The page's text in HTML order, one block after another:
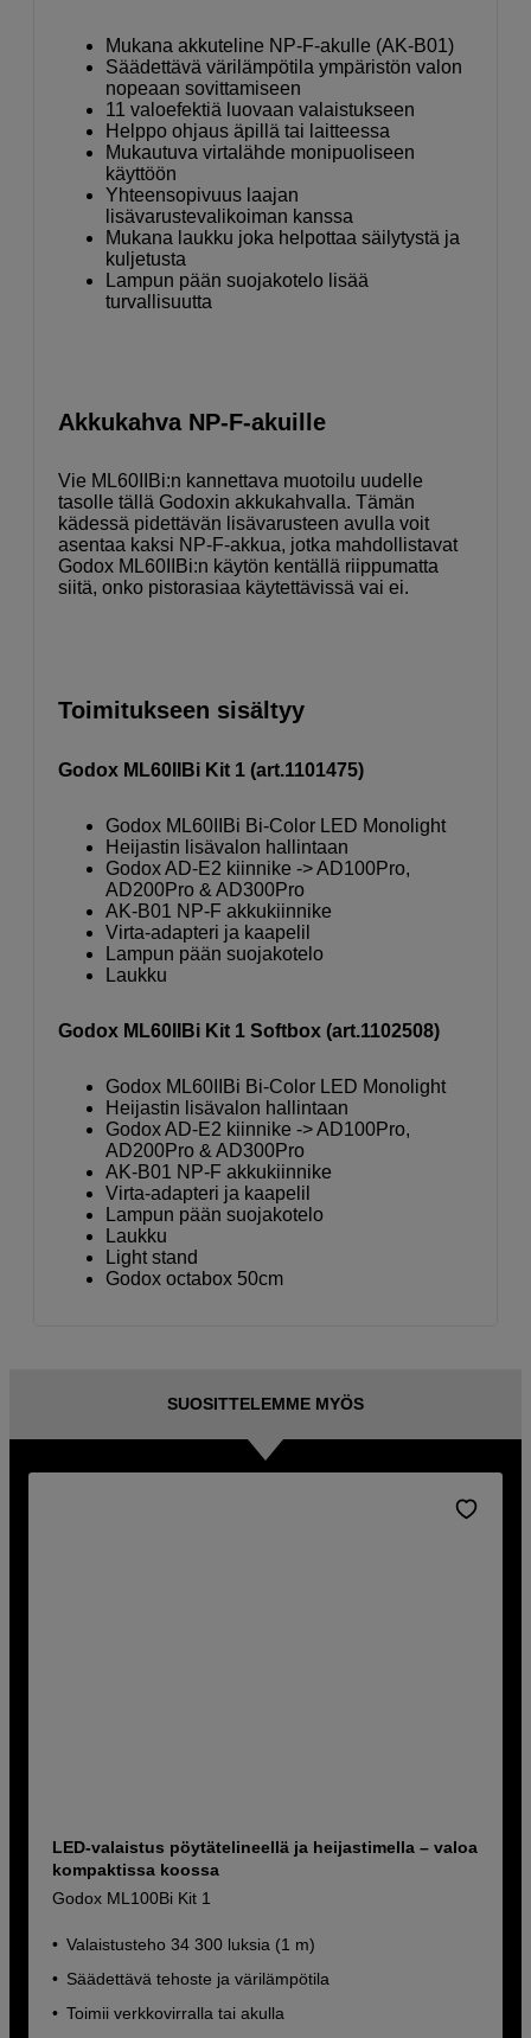
Mukana akkuteline NP-F-akulle (AK-B01)
Säädettävä värilämpötila ympäristön valon
nopeaan sovittamiseen
11 valoefektiä luovaan valaistukseen
Helppo ohjaus äpillä tai laitteessa
Mukautuva virtalähde monipuoliseen
käyttöön
Yhteensopivuus laajan
lisävarustevalikoiman kanssa
Mukana laukku joka helpottaa säilytystä ja
kuljetusta
Lampun pään suojakotelo lisää
turvallisuutta
Akkukahva NP-F-akuille
Vie ML60IIBi:n kannettava muotoilu uudelle
tasolle tällä Godoxin akkukahvalla. Tämän
kädessä pidettävän lisävarusteen avulla voit
asentaa kaksi NP-F-akkua, jotka mahdollistavat
Godox ML60IIBi:n käytön kentällä riippumatta
siitä, onko pistorasiaa käytettävissä vai ei.
Toimitukseen sisältyy
Godox ML60IIBi Kit 1 (art.1101475)
Godox ML60IIBi Bi-Color LED Monolight
Heijastin lisävalon hallintaan
Godox AD-E2 kiinnike -> AD100Pro,
AD200Pro & AD300Pro
AK-B01 NP-F akkukiinnike
Virta-adapteri ja kaapelil
Lampun pään suojakotelo
Laukku
Godox ML60IIBi Kit 1 Softbox (art.1102508)
Godox ML60IIBi Bi-Color LED Monolight
Heijastin lisävalon hallintaan
Godox AD-E2 kiinnike -> AD100Pro,
AD200Pro & AD300Pro
AK-B01 NP-F akkukiinnike
Virta-adapteri ja kaapelil
Lampun pään suojakotelo
Laukku
Light stand
Godox octabox 50cm
SUOSITTELEMME MYÖS
LED-valaistus pöytätelineellä ja heijastimella – valoa
kompaktissa koossa
Godox ML100Bi Kit 1
Valaistusteho 34 300 luksia (1 m)
Säädettävä tehoste ja värilämpötila
Toimii verkkovirralla tai akulla